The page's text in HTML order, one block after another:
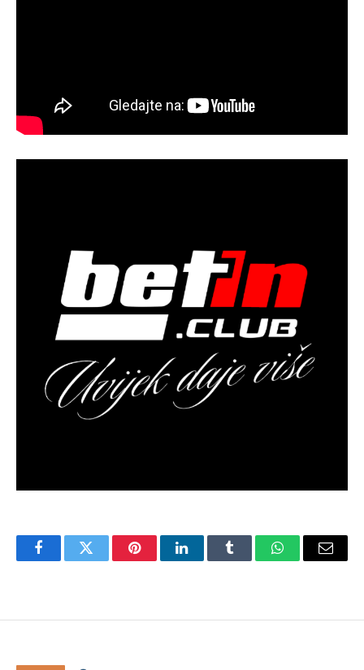
FacebookTwitter PinterestLinkedInTumblr WhatsAppEmail